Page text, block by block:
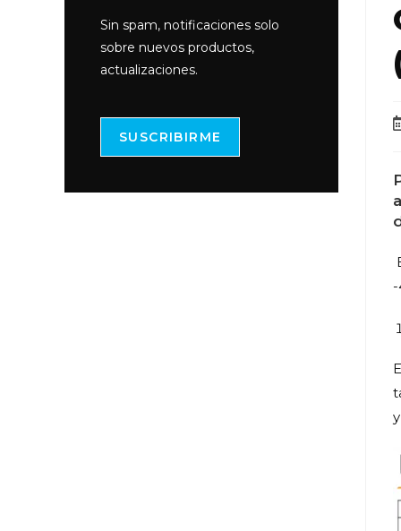
Sin spam, notificaciones solo
sobre nuevos productos,
actualizaciones.
SUSCRIBIRME